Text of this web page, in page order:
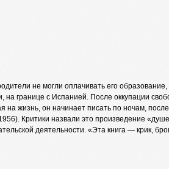
не могли оплачивать его
границе с Испанией. После оккупации
жизнь, он начинает писать по ночам,
Критики назвали это произведение
деятельности. «Эта книга — крик,
романа.
Лану — их советы сыграли значительную